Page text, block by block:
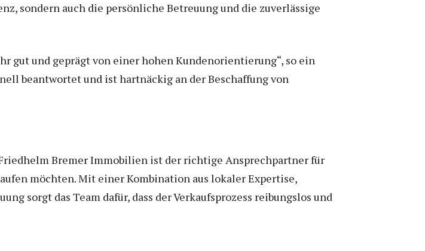
sondern auch die persönliche Betreuung und die zuverlässige
gut und geprägt von einer hohen Kundenorientierung“, so ein
beantwortet und ist hartnäckig an der Beschaffung von
Bremer Immobilien ist der richtige Ansprechpartner für
möchten. Mit einer Kombination aus lokaler Expertise,
sorgt das Team dafür, dass der Verkaufsprozess reibungslos und